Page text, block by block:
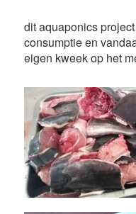
dit aquaponics
consumptie en
eigen kweek op het